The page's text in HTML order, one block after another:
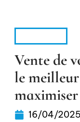
Vente de
le
16/04/2025